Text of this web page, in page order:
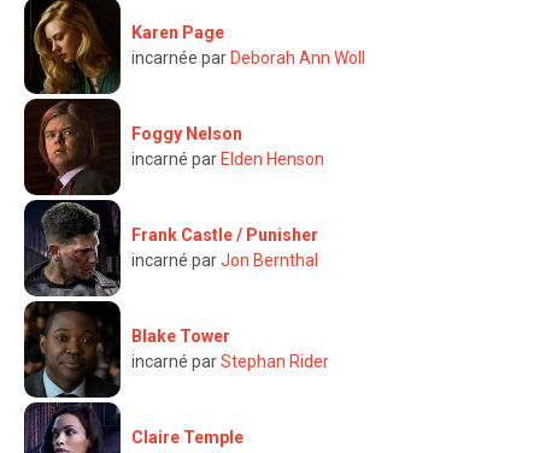
Karen Page
incarnée par Deborah Ann Woll
Foggy Nelson
incarné par Elden Henson
Frank Castle / Punisher
incarné parJon Bernthal
Blake Tower
incarné parStephan Rider
Claire Temple